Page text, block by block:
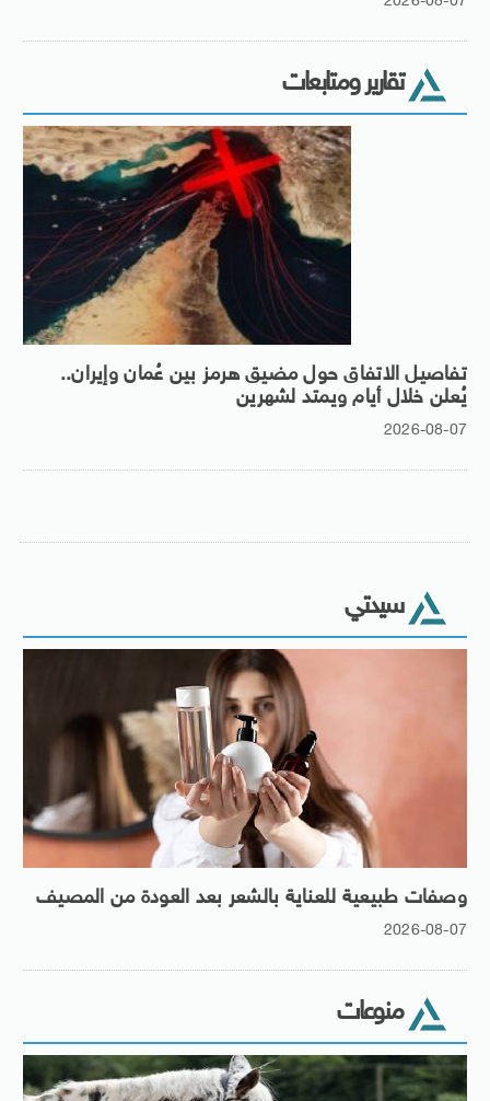
تقارير ومتابعات
تفاصيل الاتفاق حول مضيق هرمز بين عُمان وإيران..
يُعلن خلال أيام ويمتد لشهرين
2026-08-07
سيدتي
وصفات طبيعية للعناية بالشعر بعد العودة من المصيف
2026-08-07
منوعات